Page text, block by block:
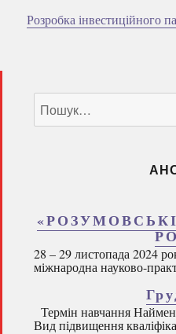
Розробка інвестиційного
за
запитом:
«РОЗУМОВСЬКІ
28 – 29 листопада 2024
міжнародна науково-
Термін навчання
Вид підвищення